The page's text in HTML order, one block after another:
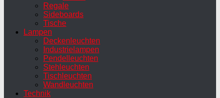
Regale
Sideboards
Tische
Lampen
Deckenleuchten
Industrielampen
Pendelleuchten
Stehleuchten
Tischleuchten
Wandleuchten
Technik